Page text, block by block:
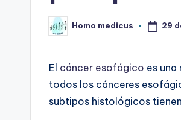
Publicado
por
Homo medicus 29
El cáncer esofágico es
todos los cánceres
subtipos histológicos